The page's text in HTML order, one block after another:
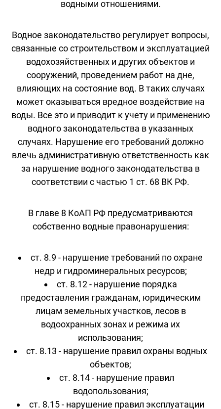
водными отношениями.
Водное законодательство регулирует вопросы,
связанные со строительством и эксплуатацией
водохозяйственных и других объектов и
сооружений, проведением работ на дне,
влияющих на состояние вод. В таких случаях
может оказываться вредное воздействие на
воды. Все это и приводит к учету и применению
водного законодательства в указанных
случаях. Нарушение его требований должно
влечь административную ответственность как
за нарушение водного законодательства в
соответствии с частью 1 ст. 68 ВК РФ.
В главе 8 КоАП РФ предусматриваются
собственно водные правонарушения:
ст. 8.9 - нарушение требований по охране
недр и гидроминеральных ресурсов;
ст. 8.12 - нарушение порядка
предоставления гражданам, юридическим
лицам земельных участков, лесов в
водоохранных зонах и режима их
использования;
ст. 8.13 - нарушение правил охраны водных
объектов;
ст. 8.14 - нарушение правил
водопользования;
ст. 8.15 - нарушение правил эксплуатации